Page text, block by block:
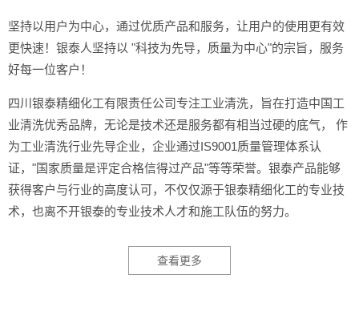
坚持以用户为中心，通过优质产品和服务，让用户的使用更有效
更快速！银泰人坚持以 "科技为先导，质量为中心"的宗旨，服务
好每一位客户！
四川银泰精细化工有限责任公司专注工业清洗，旨在打造中国工
业清洗优秀品牌，无论是技术还是服务都有相当过硬的底气， 作
为工业清洗行业先导企业，企业通过IS9001质量管理体系认
证，"国家质量是评定合格信得过产品"等等荣誉。银泰产品能够
获得客户与行业的高度认可，不仅仅源于银泰精细化工的专业技
术，也离不开银泰的专业技术人才和施工队伍的努力。
查看更多